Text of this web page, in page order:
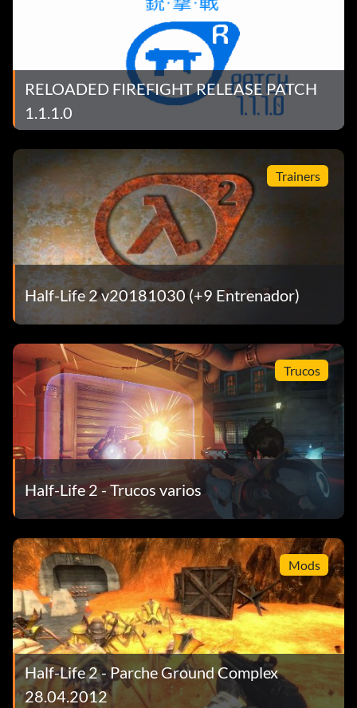
RELOADED FIREFIGHT RELEASE PATCH
1.1.1.0
Trainers
Half-Life 2 v20181030 (+9 Entrenador)
Trucos
Half-Life 2 - Trucos varios
Mods
Half-Life 2 - Parche Ground Complex
28.04.2012